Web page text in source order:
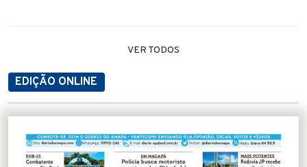
VER TODOS
EDIÇÃO ONLINE